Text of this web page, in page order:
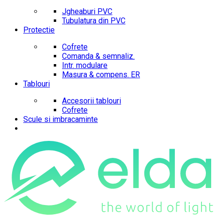
Jgheaburi PVC
Tubulatura din PVC
Protectie
Cofrete
Comanda & semnaliz.
Intr. modulare
Masura & compens. ER
Tablouri
Accesorii tablouri
Cofrete
Scule si imbracaminte